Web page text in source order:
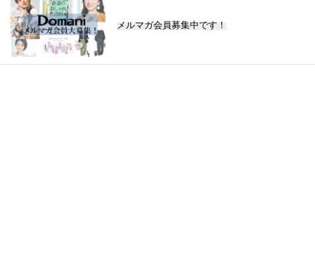
メルマガ会員募集中です！